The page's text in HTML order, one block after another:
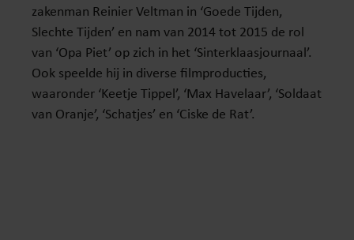
zakenman Reinier Veltman in ‘Goede Tijden,
Slechte Tijden’ en nam van 2014 tot 2015 de rol
van ‘Opa Piet’ op zich in het ‘Sinterklaasjournaal’.
Ook speelde hij in diverse filmproducties,
waaronder ‘Keetje Tippel’, ‘Max Havelaar’, ‘Soldaat
van Oranje’, ‘Schatjes’ en ‘Ciske de Rat’.